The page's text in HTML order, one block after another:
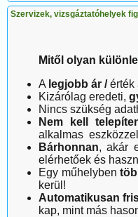
Szervizek, vizsgáztatóhelyek
Mitől olyan
A legjobb ár /érték
Kizárólag eredeti,
Nincs szükség
Nem kell
alkalmas
Bárhonnan, akár
elérhetőek és
Egy műhelyben
kerül!
Automatikusan
kap, mint más